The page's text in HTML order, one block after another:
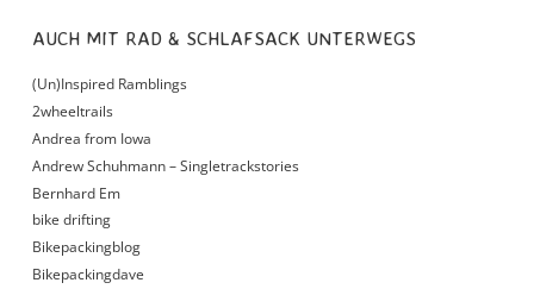
AUCH MIT RAD & SCHLAFSACK UNTERWEGS
(Un)Inspired Ramblings
2wheeltrails
Andrea from Iowa
Andrew Schuhmann – Singletrackstories
Bernhard Em
bike drifting
Bikepackingblog
Bikepackingdave